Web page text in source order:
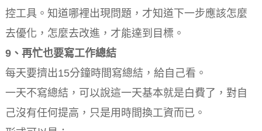
控工具。知道哪裡出現問題，才知道下一步應該怎麼
去優化，怎麼去改進，才能達到目標。
9、再忙也要寫工作總結
每天要擠出15分鐘時間寫總結，給自己看。
一天不寫總結，可以說這一天基本就是白費了，對自
己沒有任何提高，只是用時間換工資而已。